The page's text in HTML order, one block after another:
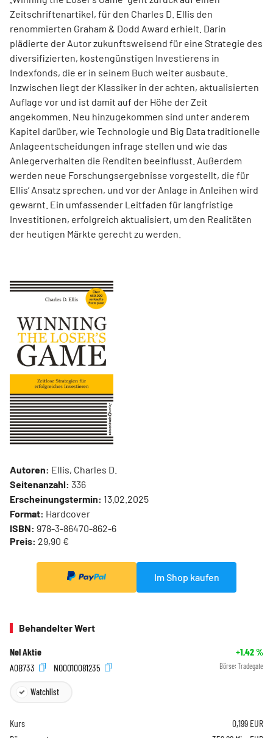
Zeitschriftenartikel, für den Charles D. Ellis den
renommierten Graham & Dodd Award erhielt. Darin
plädierte der Autor zukunftsweisend für eine Strategie des
diversifizierten, kostengünstigen Investierens in
Indexfonds, die er in seinem Buch weiter ausbaute.
Inzwischen liegt der Klassiker in der achten, aktualisierten
Auflage vor und ist damit auf der Höhe der Zeit
angekommen. Neu hinzugekommen sind unter anderem
Kapitel darüber, wie Technologie und Big Data traditionelle
Anlageentscheidungen infrage stellen und wie das
Anlegerverhalten die Renditen beeinflusst. Außerdem
werden neue Forschungsergebnisse vorgestellt, die für
Ellis’ Ansatz sprechen, und vor der Anlage in Anleihen wird
gewarnt. Ein umfassender Leitfaden für langfristige
Investitionen, erfolgreich aktualisiert, um den Realitäten
der heutigen Märkte gerecht zu werden.
Autoren: Ellis, Charles D.
Seitenanzahl: 336
Erscheinungstermin: 13.02.2025
Format: Hardcover
ISBN: 978-3-86470-862-6
Preis: 29,90 €
Im Shop kaufen
Behandelter Wert
Nel Aktie +1,42%
A0B733
NO0010081235 Börse: Tradegate
Watchlist
Kurs 0,199 EUR